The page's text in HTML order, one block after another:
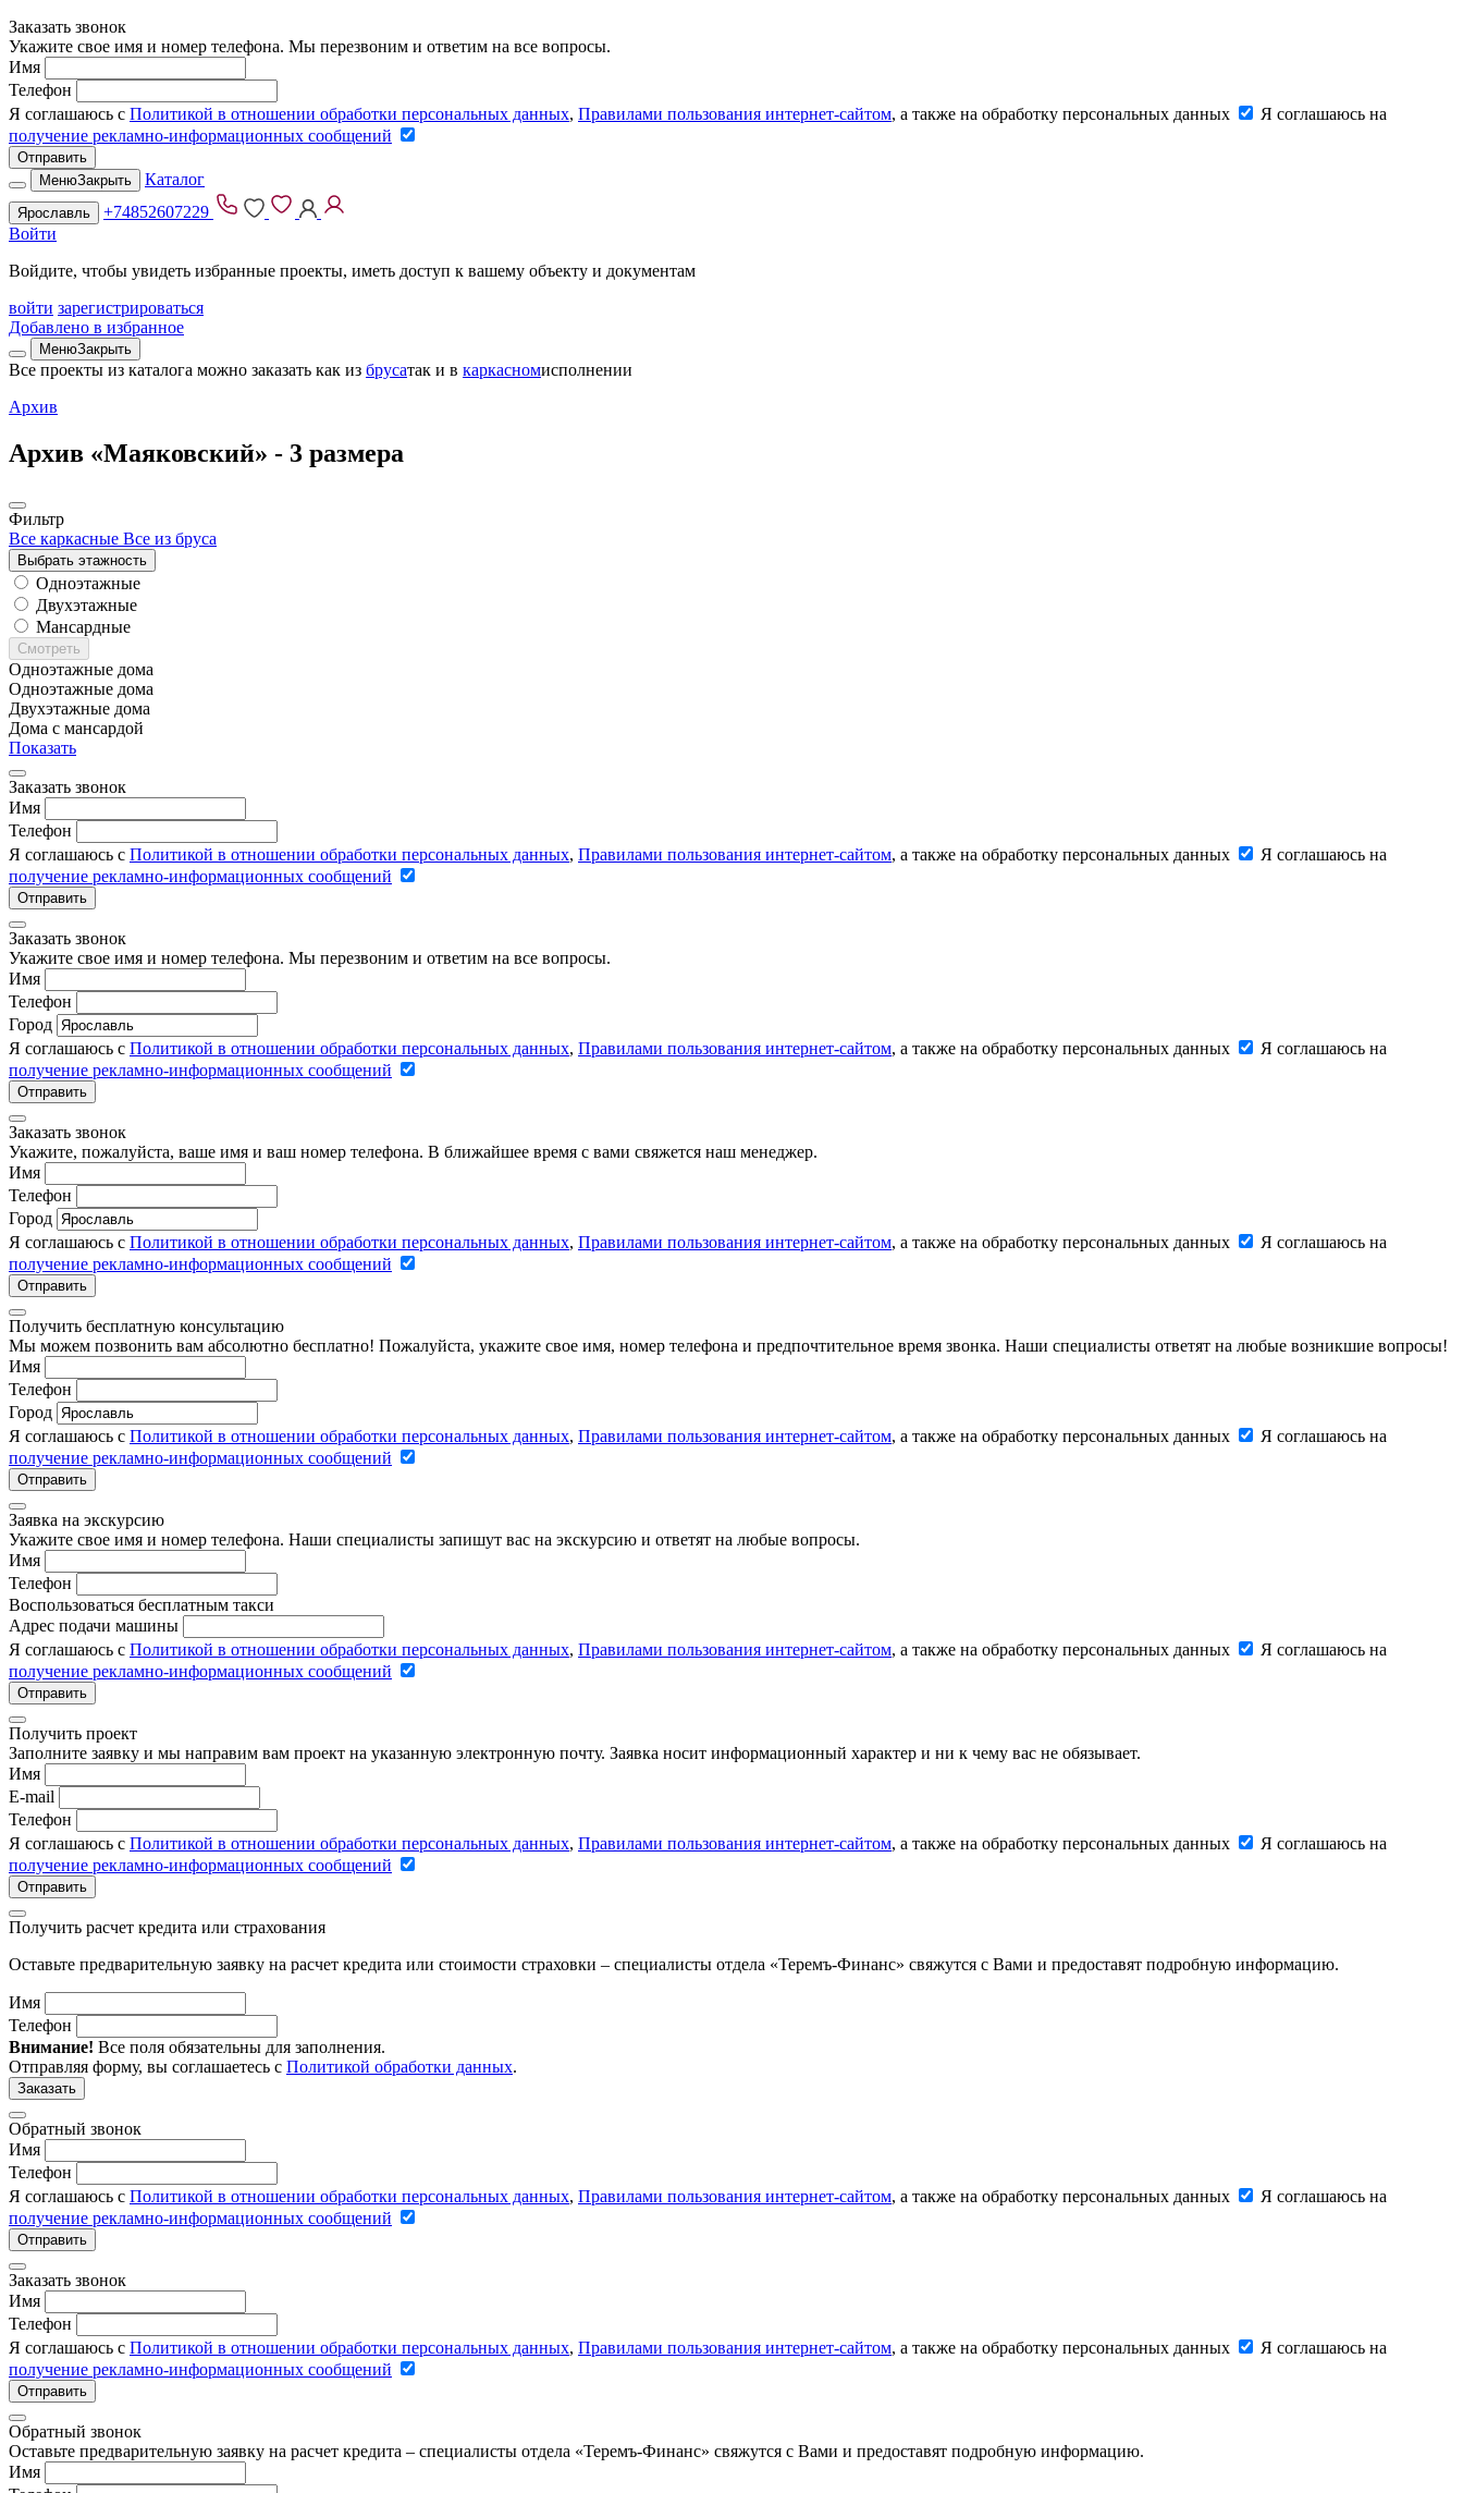
Заказать звонок
Укажите свое имя и номер телефона. Мы перезвоним и ответим на все вопросы.
Имя
Телефон
Я соглашаюсь с Политикой в отношении обработки персональных данных, Правилами пользования интернет-сайтом, а также на обработку персональных данных
Я соглашаюсь на
получение рекламно-информационных сообщений
Отправить
МенюЗакрыть Каталог
Ярославль
+74852607229
Войти
Войдите, чтобы увидеть избранные проекты, иметь доступ к вашему объекту и документам
войти зарегистрироваться
Добавлено в избранное
МенюЗакрыть
Все проекты из каталога можно заказать как из брусатак и в каркасномисполнении
Архив
Архив «Маяковский» - 3 размера
Фильтр
Все каркасные Все из бруса
Выбрать этажность
Одноэтажные
Двухэтажные
Мансардные
Смотреть
Одноэтажные дома
Одноэтажные дома
Двухэтажные дома
Дома с мансардой
Показать
Заказать звонок
Имя
Телефон
Я соглашаюсь с Политикой в отношении обработки персональных данных, Правилами пользования интернет-сайтом, а также на обработку персональных данных
Я соглашаюсь на
получение рекламно-информационных сообщений
Отправить
Заказать звонок
Укажите свое имя и номер телефона. Мы перезвоним и ответим на все вопросы.
Имя
Телефон
Город
Я соглашаюсь с Политикой в отношении обработки персональных данных, Правилами пользования интернет-сайтом, а также на обработку персональных данных
Я соглашаюсь на
получение рекламно-информационных сообщений
Отправить
Заказать звонок
Укажите, пожалуйста, ваше имя и ваш номер телефона. В ближайшее время с вами свяжется наш менеджер.
Имя
Телефон
Город
Я соглашаюсь с Политикой в отношении обработки персональных данных, Правилами пользования интернет-сайтом, а также на обработку персональных данных
Я соглашаюсь на
получение рекламно-информационных сообщений
Отправить
Получить бесплатную консультацию
Мы можем позвонить вам абсолютно бесплатно! Пожалуйста, укажите свое имя, номер телефона и предпочтительное время звонка. Наши специалисты ответят на любые возникшие вопросы!
Имя
Телефон
Город
Я соглашаюсь с Политикой в отношении обработки персональных данных, Правилами пользования интернет-сайтом, а также на обработку персональных данных
Я соглашаюсь на
получение рекламно-информационных сообщений
Отправить
Заявка на экскурсию
Укажите свое имя и номер телефона. Наши специалисты запишут вас на экскурсию и ответят на любые вопросы.
Имя
Телефон
Воспользоваться бесплатным такси
Адрес подачи машины
Я соглашаюсь с Политикой в отношении обработки персональных данных, Правилами пользования интернет-сайтом, а также на обработку персональных данных
Я соглашаюсь на
получение рекламно-информационных сообщений
Отправить
Получить проект
Заполните заявку и мы направим вам проект на указанную электронную почту. Заявка носит информационный характер и ни к чему вас не обязывает.
Имя
E-mail
Телефон
Я соглашаюсь с Политикой в отношении обработки персональных данных, Правилами пользования интернет-сайтом, а также на обработку персональных данных
Я соглашаюсь на
получение рекламно-информационных сообщений
Отправить
Получить расчет кредита или страхования
Оставьте предварительную заявку на расчет кредита или стоимости страховки – специалисты отдела «Теремъ-Финанс» свяжутся с Вами и предоставят подробную информацию.
Имя
Телефон
Внимание! Все поля обязательны для заполнения.
Отправляя форму, вы соглашаетесь с Политикой обработки данных.
Заказать
Обратный звонок
Имя
Телефон
Я соглашаюсь с Политикой в отношении обработки персональных данных, Правилами пользования интернет-сайтом, а также на обработку персональных данных
Я соглашаюсь на
получение рекламно-информационных сообщений
Отправить
Заказать звонок
Имя
Телефон
Я соглашаюсь с Политикой в отношении обработки персональных данных, Правилами пользования интернет-сайтом, а также на обработку персональных данных
Я соглашаюсь на
получение рекламно-информационных сообщений
Отправить
Обратный звонок
Оставьте предварительную заявку на расчет кредита – специалисты отдела «Теремъ-Финанс» свяжутся с Вами и предоставят подробную информацию.
Имя